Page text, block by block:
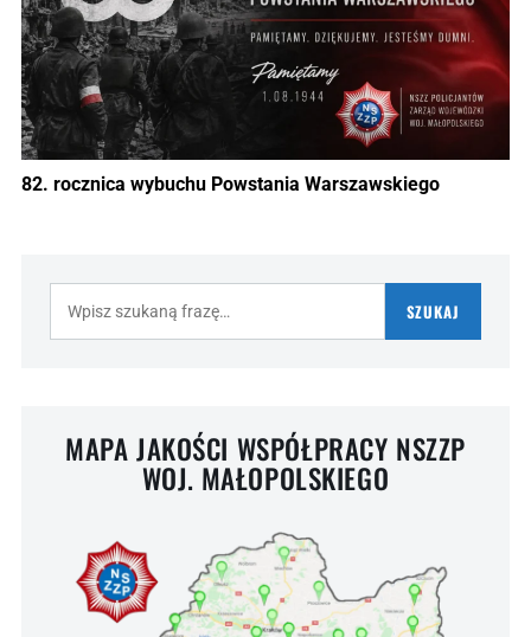
82. rocznica wybuchu Powstania Warszawskiego
SZUKAJ
MAPA JAKOŚCI WSPÓŁPRACY NSZZP
WOJ. MAŁOPOLSKIEGO